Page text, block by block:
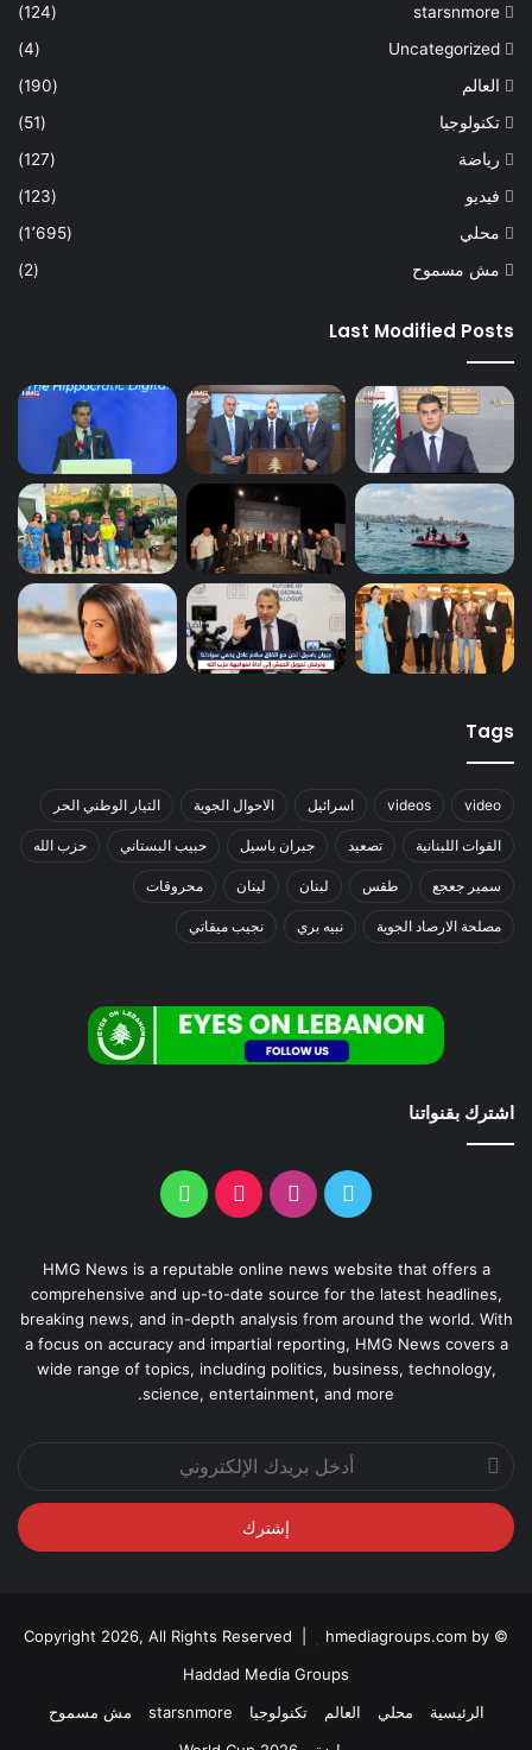
starsnmore
(124)
Uncategorized
(4)
العالم
(190)
تكنولوجيا
(51)
رياضة
(127)
فيديو
(123)
محلي
(1٬695)
مش مسموح
(2)
Last Modified Posts
Tags
video
videos اسرائيل الاحوال الجوية التيار الوطني الحر
القوات اللبنانية تصعيد جبران باسيل حبيب البستاني حزب الله
سمير جعجع طقس لبنان لينان محروقات
مصلحة الارصاد الجوية نبيه بري نجيب ميقاتي
اشترك بقنواتنا
HMG News is a reputable online news website that offers a
comprehensive and up-to-date source for the latest headlines,
breaking news, and in-depth analysis from around the world. With
a focus on accuracy and impartial reporting, HMG News covers a
wide range of topics, including politics, business, technology,
science, entertainment, and more.
بريدك
الإلكتروني
© Copyright 2026, All Rights Reserved |
hmediagroups.com by
Haddad Media Groups
الرئيسية
محلي العالم تكنولوجيا starsnmore
مش مسموح